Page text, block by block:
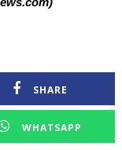
SHARE
WHATSAPP